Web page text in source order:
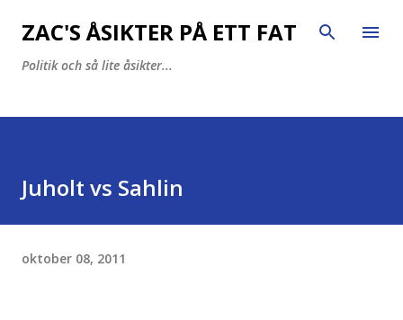
Fortsätt till huvudinnehåll
ZAC'S ÅSIKTER PÅ ETT FAT
Politik och så lite åsikter...
Juholt vs Sahlin
oktober 08, 2011